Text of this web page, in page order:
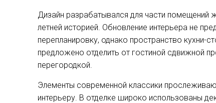
Дизайн разрабатывался для части помещений
летней историей. Обновление интерьера не
перепланировку, однако пространство кухни-
предложено отделить от гостиной сдвижной
перегородкой.
Элементы современной классики
интерьеру. В отделке широко использованы